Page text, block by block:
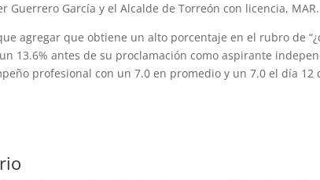
Guerrero García y el Alcalde de Torreón con licencia, MAR.
agregar que obtiene un alto porcentaje en el rubro de
un 13.6% antes de su proclamación como aspirante
profesional con un 7.0 en promedio y un 7.0 el día 12